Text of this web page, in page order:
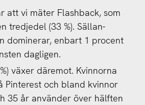
att vi mäter Flashback, som
tredjedel (33 %). Sällan-
dominerar, enbart 1 procent
dagligen.
växer däremot. Kvinnorna
Pinterest och bland kvinnor
35 år använder över hälften